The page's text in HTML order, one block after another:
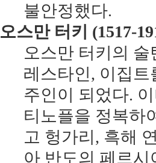
불안정했다.
오스만 터키 (1517-
오스만 터키의
레스타인, 이집
주인이 되었다.
티노플을 정복하
고 헝가리, 흑해
아 반도의 페르